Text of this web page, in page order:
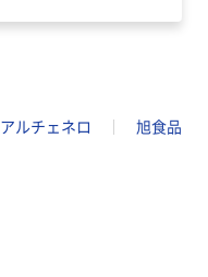
アルチェネロ 旭食品